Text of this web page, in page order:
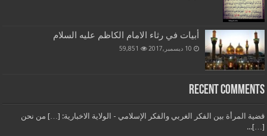
أبيات في رثاء الامام الكاظم عليه السلام
10 ديسمبر,2017 59,851
Recent Comments
قضية المرأة بين الفكر الغربي والفكر الإسلامي - الولاية الاخبارية: […] من نحن
[…]...